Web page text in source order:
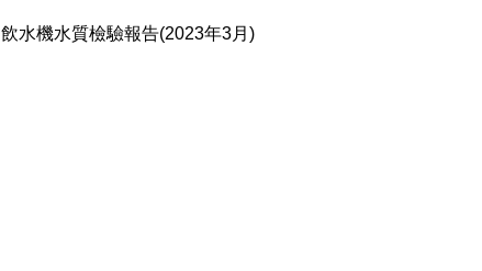
飲水機水質檢驗報告(2023年3月)